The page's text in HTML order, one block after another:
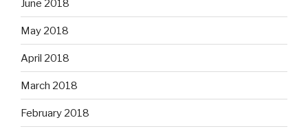
June 2018
May 2018
April 2018
March 2018
February 2018